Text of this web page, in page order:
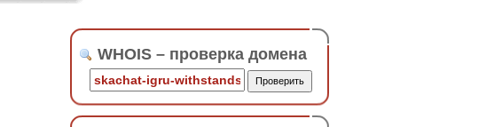
WHOIS – проверка домена